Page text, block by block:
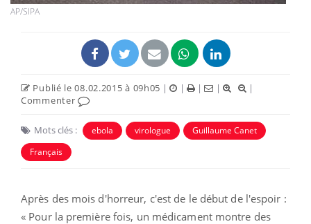
AP/SIPA
Publié le 08.02.2015 à 09h05 | | | |
|
Commenter
Mots clés : ebola virologue
Guillaume Canet
Français
Après des mois d'horreur, c'est de le début de l'espoir :
« Pour la première fois, un médicament montre des